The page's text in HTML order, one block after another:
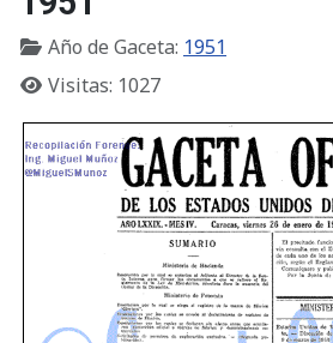
Año de Gaceta: 1951
Visitas: 1027